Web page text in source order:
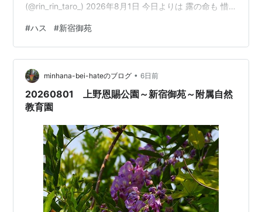
(@rin_rin_taro_) 2026年8月1日 今日よりは 露の命も 惜
第二十「哀傷」 第1340番） ランキング参加中四季の
花々大好きチーム ランキング参加中みんなの花図鑑 ラン
キング参加中お写んぽ日記
#ハス #新宿御苑
minhana-bei-hateのブログ • 6日前
20260801 上野恩賜公園～新宿御苑～附属自然
教育園